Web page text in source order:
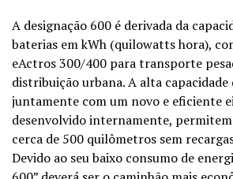
A designação 600 é derivada da
baterias em kWh (quilowatts hora),
eActros 300/400 para transporte
distribuição urbana. A alta capacidade
juntamente com um novo e eficiente
desenvolvido internamente,
cerca de 500 quilômetros sem
Devido ao seu baixo consumo de